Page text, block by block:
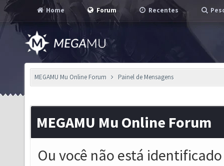
Home Forum Recentes
MEGAMU Mu Online Forum Painel de Mensagens
MEGAMU Mu Online Forum
Ou você não está